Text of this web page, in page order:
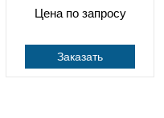
Цена по запросу
Заказать